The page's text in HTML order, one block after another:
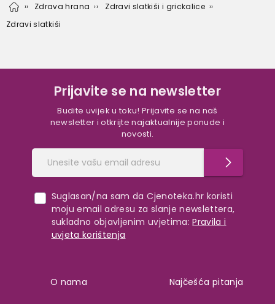
Zdrava hrana
Zdravi slatkiši i grickalice
Zdravi slatkiši
Prijavite se na newsletter
Budite uvijek u toku! Prijavite se na naš
newsletter i otkrijte najaktualnije ponude i
novosti.
Suglasan/na sam da Cjenoteka.hr koristi
moju email adresu za slanje newslettera,
sukladno objavljenim uvjetima: Pravila i
uvjeta korištenja
O nama Najčešća pitanja